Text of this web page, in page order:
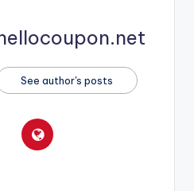
See author's posts